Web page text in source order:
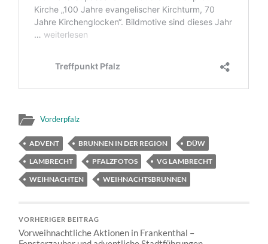
Vorderpfalz
ADVENT BRUNNEN IN DER REGION
DÜW
LAMBRECHT
PFALZFOTOS
VG LAMBRECHT
WEIHNACHTEN
WEIHNACHTSBRUNNEN
VORHERIGER BEITRAG
Vorweihnachtliche Aktionen in Frankenthal –